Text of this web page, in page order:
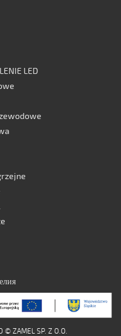
LED
© ZAMEL SP. Z O.O.